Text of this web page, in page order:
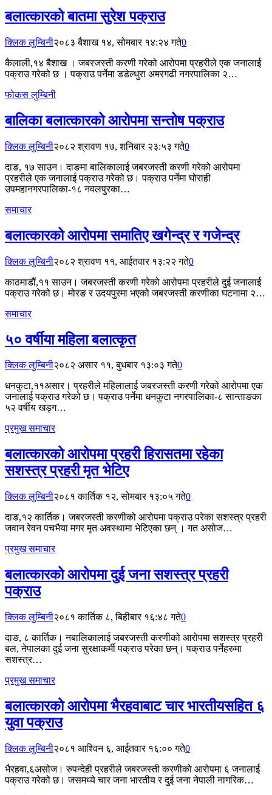
बलात्कारको बातमा सुरेश पक्राउ
क्लिक लुम्बिनी२०८३ बैशाख १४, सोमबार १४:२४ गते0
कैलाली,१४ बैशाख । जबरजस्ती करणी गरेको आरोपमा प्रहरीले एक जनालाई
पक्राउ गरेको छ । पक्राउ पर्नेमा डडेल्धुरा अमरगढी नगरपालिका २…
फोकस लुम्बिनी
बालिका बलात्कारको आरोपमा सन्तोष पक्राउ
क्लिक लुम्बिनी२०८२ श्रावण १७, शनिबार २३:५३ गते0
दाङ, १७ साउन। दाङमा बालिकालाई जबरजस्ती करणी गरेको आरोपमा
प्रहरीले एक जनालाई पक्राउ गरेको छ। पक्राउ पर्नेमा घोराही
उपमहानगरपालिका-१८ नवलपुरका…
समाचार
बलात्कारको आरोपमा समातिए खगेन्द्र र गजेन्द्र
क्लिक लुम्बिनी२०८२ श्रावण ११, आईतवार १३:२२ गते0
काठमाडौं,११ साउन। जबरजस्ती करणी गरेको आरोपमा प्रहरीले दुई जनालाई
पक्राउ गरेको छ। मोरङ र उदयपुरमा भएको जबरजस्ती करणीका घटनामा २…
समाचार
५० वर्षीया महिला बलात्कृत
क्लिक लुम्बिनी२०८२ असार ११, बुधबार १३:०३ गते0
धनकुटा,११असार। प्रहरीले महिलालाई जबरजस्ती करणी गरेको आरोपमा एक
जनालाई पक्राउ गरेको छ। पक्राउ पर्नेमा धनकुटा नगरपालिका-८ सान्ताङका
५२ वर्षीय खड्ग…
प्रमुख समाचार
बलात्कारको आरोपमा प्रहरी हिरासतमा रहेका
सशस्त्र प्रहरी मृत भेटिए
क्लिक लुम्बिनी२०८१ कार्तिक १२, सोमबार १३:०५ गते0
दाङ,१२ कार्तिक। जबरजस्ती करणीको आरोपमा पक्राउ परेका सशस्त्र प्रहरी
जवान रेवन पचभैया मगर मृत अवस्थामा भेटिएका छन् । गत असोज…
प्रमुख समाचार
बलात्कारको आरोपमा दुई जना सशस्त्र प्रहरी
पक्राउ
क्लिक लुम्बिनी२०८१ कार्तिक ८, बिहीबार १६:४८ गते0
दाङ, ८ कार्तिक। नबालिकालाई जबरजस्ती करणीको आरोपमा सशस्त्र प्रहरी
बल, नेपालका दुई जना सुरक्षाकर्मी पक्राउ परेका छन्। पक्राउ पर्नेहरुमा
सशस्त्र…
प्रमुख समाचार
बलात्कारको आरोपमा भैरहवाबाट चार भारतीयसहित ६
युवा पक्राउ
क्लिक लुम्बिनी२०८१ आश्विन ६, आईतवार १६:०० गते0
भैरहवा,६असोज। रुपन्देही प्रहरीले जबरजस्ती करणीको आरोपमा ६ जनालाई
पक्राउ गरेको छ। जसमध्ये चार जना भारतीय र दुई जना नेपाली नागरिक…